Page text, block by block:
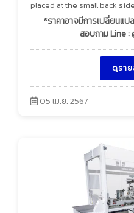
placed at the small back
*ราคาอาจมีการเปลี่ยนแ
สอบถาม Line
ดูราย
05 เม.ย. 2567